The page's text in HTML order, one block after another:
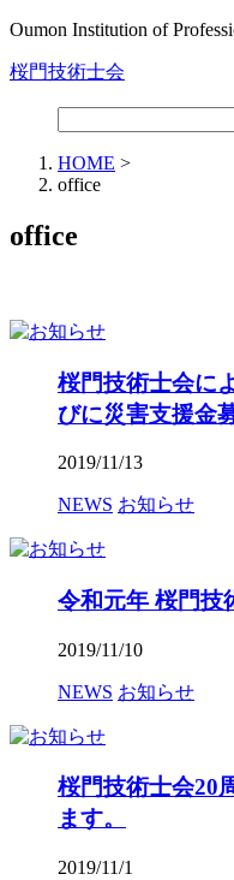
Oumon Institution of
桜門技術士会
HOME >
office
office
桜門技術士会に
びに災害支援金
2019/11/13
NEWS お知らせ
令和元年 桜門技
2019/11/10
NEWS お知らせ
桜門技術士会20
ます。
2019/11/1